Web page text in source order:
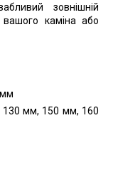
зовнішній
каміна або
мм, 150 мм, 160